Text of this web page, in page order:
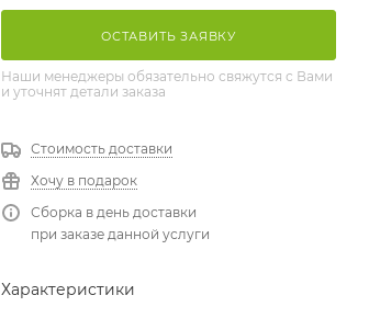
ОСТАВИТЬ ЗАЯВКУ
Наши менеджеры обязательно свяжутся с Вами
и уточнят детали заказа
Стоимость доставки
Хочу в подарок
Сборка в день доставки
при заказе данной услуги
Характеристики